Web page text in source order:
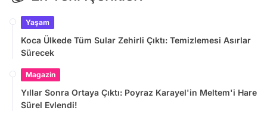
Yaşam
Koca Ülkede Tüm Sular Zehirli Çıktı: Temizlemesi Asırlar
Sürecek
Magazin
Yıllar Sonra Ortaya Çıktı: Poyraz Karayel'in Meltem'i Hare
Sürel Evlendi!